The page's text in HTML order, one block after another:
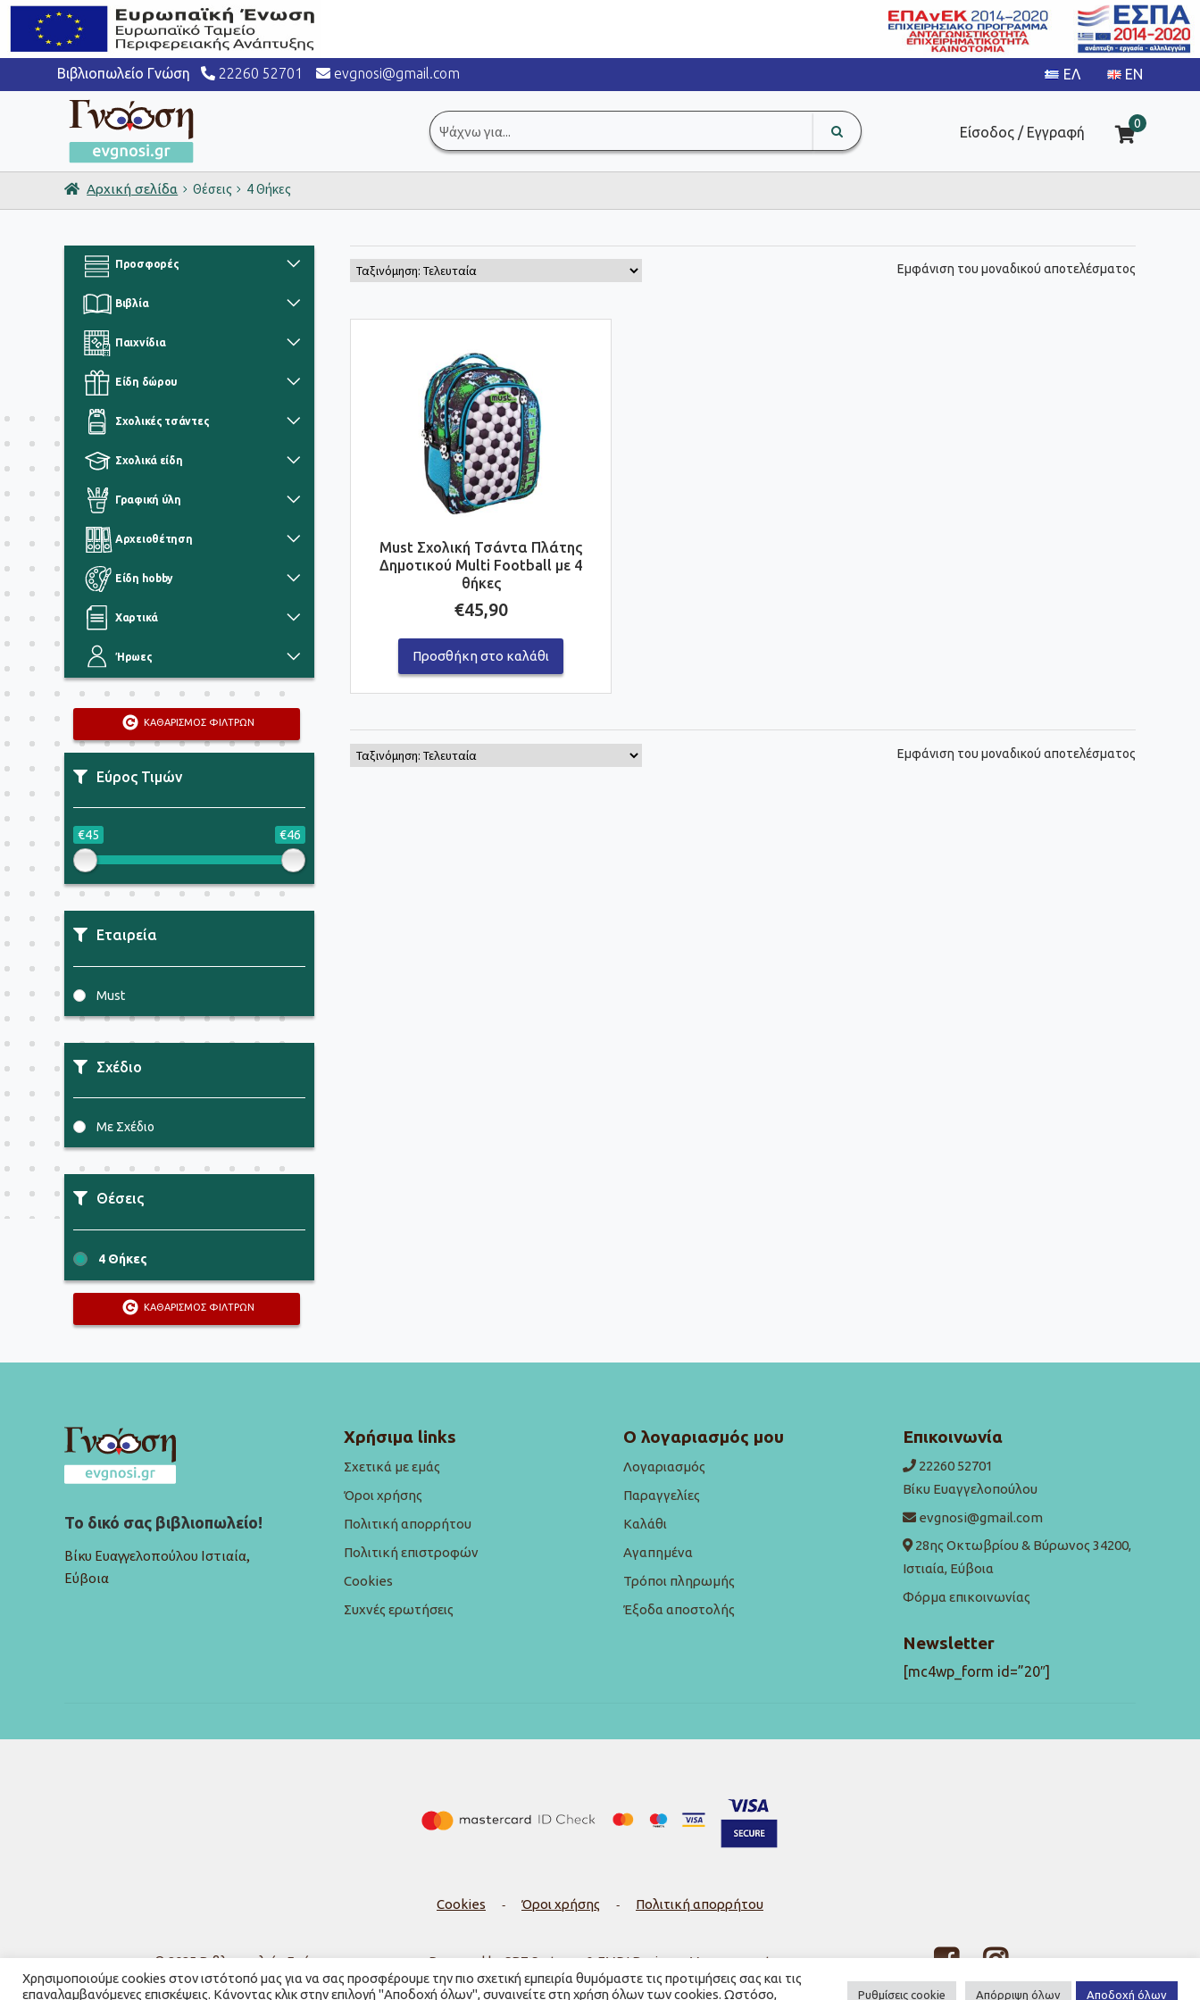
Βιβλιοπωλείο Γνώση 22260 52701 evgnosi@gmail.com
Αναζήτηση
για:
search
input
Είσοδος / Εγγραφή
0
Αρχική σελίδα Θέσεις 4 Θήκες
Εμφάνιση του μοναδικού αποτελέσματος
Must Σχολική Τσάντα Πλάτης
Δημοτικού Multi Football με 4
θήκες
€45,90
Προσθήκη στο καλάθι
Εμφάνιση του μοναδικού αποτελέσματος
Προσφορές
Βιβλία
Παιχνίδια
Είδη δώρου
Σχολικές τσάντες
Σχολικά είδη
Γραφική ύλη
Αρχειοθέτηση
Είδη hobby
Χαρτικά
Ήρωες
ΚΑΘΑΡΙΣΜΟΣ ΦΙΛΤΡΩΝ
Εύρος Τιμών
€45 €46
Εταιρεία
Must
Σχέδιο
Με Σχέδιο
Θέσεις
4 Θήκες
ΚΑΘΑΡΙΣΜΟΣ ΦΙΛΤΡΩΝ
Το δικό σας βιβλιοπωλείο!
Βίκυ Ευαγγελοπούλου Ιστιαία,
Εύβοια
Χρήσιμα links
Σχετικά με εμάς
Όροι χρήσης
Πολιτική απορρήτου
Πολιτική επιστροφών
Cookies
Συχνές ερωτήσεις
Ο λογαριασμός μου
Λογαριασμός
Παραγγελίες
Καλάθι
Αγαπημένα
Τρόποι πληρωμής
Έξοδα αποστολής
Επικοινωνία
22260 52701
Βίκυ Ευαγγελοπούλου
evgnosi@gmail.com
28ης Οκτωβρίου & Βύρωνος 34200,
Ιστιαία, Εύβοια
Φόρμα επικοινωνίας
Newsletter
[mc4wp_form id=”20″]
Cookies - Όροι χρήσης - Πολιτική απορρήτου
© 2025Βιβλιοπωλείο Γνώση
Powered by SBZ Systems & EMDI Business Management
Χρησιμοποιούμε cookies στον ιστότοπό μας για να σας προσφέρουμε την πιο σχετική εμπειρία θυμόμαστε τις προτιμήσεις σας και τις
επαναλαμβανόμενες επισκέψεις. Κάνοντας κλικ στην επιλογή "Αποδοχή όλων", συναινείτε στη χρήση όλων των cookies. Ωστόσο,
Ρυθμίσεις cookie Απόρριψη όλων Αποδοχή όλων